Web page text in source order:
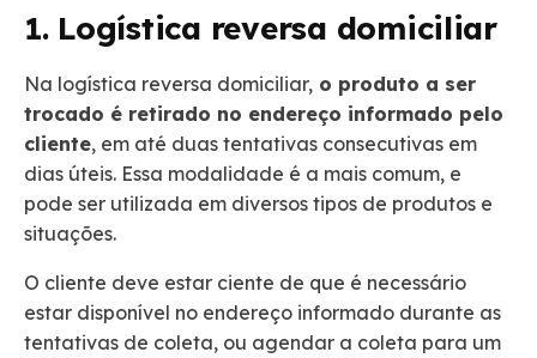
1. Logística reversa domiciliar
Na logística reversa domiciliar, o produto a ser
trocado é retirado no endereço informado pelo
cliente, em até duas tentativas consecutivas em
dias úteis. Essa modalidade é a mais comum, e
pode ser utilizada em diversos tipos de produtos e
situações.
O cliente deve estar ciente de que é necessário
estar disponível no endereço informado durante as
tentativas de coleta, ou agendar a coleta para um